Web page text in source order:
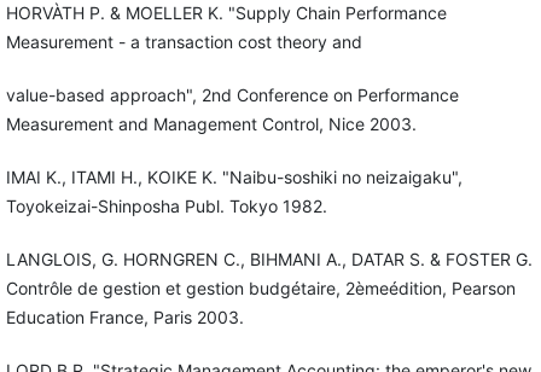
HORVÀTH P. & MOELLER K. "Supply Chain Performance
Measurement - a transaction cost theory and
value-based approach", 2nd Conference on Performance
Measurement and Management Control, Nice 2003.
IMAI K., ITAMI H., KOIKE K. "Naibu-soshiki no neizaigaku",
Toyokeizai-Shinposha Publ. Tokyo 1982.
LANGLOIS, G. HORNGREN C., BIHMANI A., DATAR S. & FOSTER G.
Contrôle de gestion et gestion budgétaire, 2èmeédition, Pearson
Education France, Paris 2003.